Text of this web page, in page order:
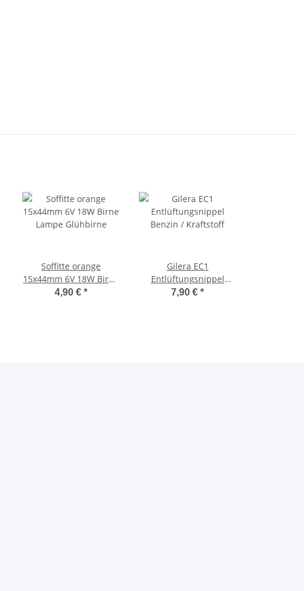
Soffitte orange
15x44mm 6V 18W Birne
Lampe Glühbirne
4,90 € *
Gilera EC1
Entlüftungsnippel
Benzin / Kraftstoff
7,90 € *